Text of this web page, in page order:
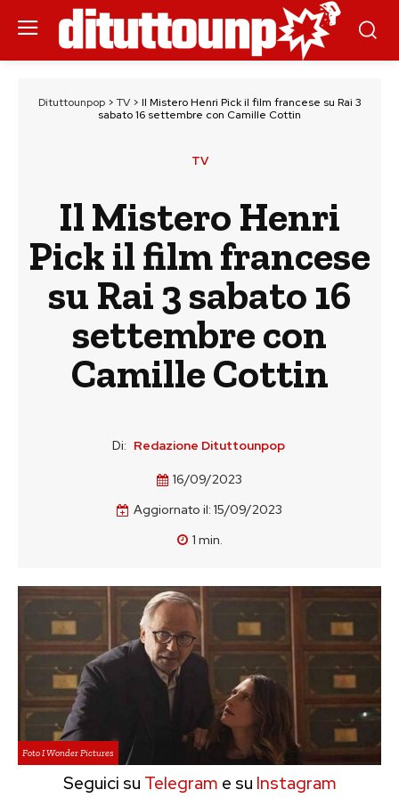
Dituttounpop> TV> Il Mistero Henri Pick il film francese su Rai 3
sabato 16 settembre con Camille Cottin
TV
Il Mistero Henri
Pick il film francese
su Rai 3 sabato 16
settembre con
Camille Cottin
Di: Redazione Dituttounpop
16/09/2023
Aggiornato il: 15/09/2023
1 min.
Foto I Wonder Pictures
Seguici su Telegram e su Instagram